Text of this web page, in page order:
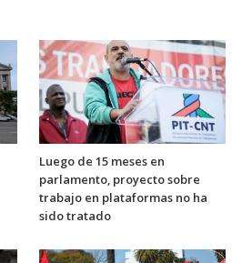
Luego de 15 meses en
parlamento, proyecto sobre
trabajo en plataformas no ha
sido tratado